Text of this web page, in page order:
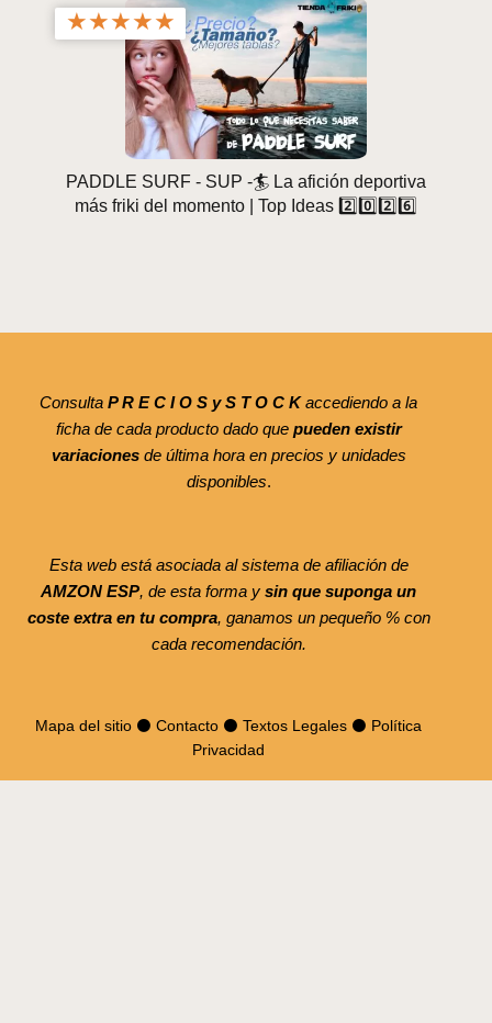
★★★★★
PADDLE SURF - SUP -🏄 La afición deportiva
más friki del momento | Top Ideas 2️⃣0️⃣2️⃣6️⃣
Consulta P R E C I O S y S T O C Kaccediendo a la
ficha de cada producto dado que pueden existir
variacionesde última hora en precios y unidades
disponibles.
Esta web está asociada al sistema de afiliación de
AMZON ESP, de esta forma y sin que suponga un
coste extra en tu compra, ganamos un pequeño % con
cada recomendación.
Mapa del sitio ⚫ Contacto ⚫ Textos Legales ⚫ Política
Privacidad